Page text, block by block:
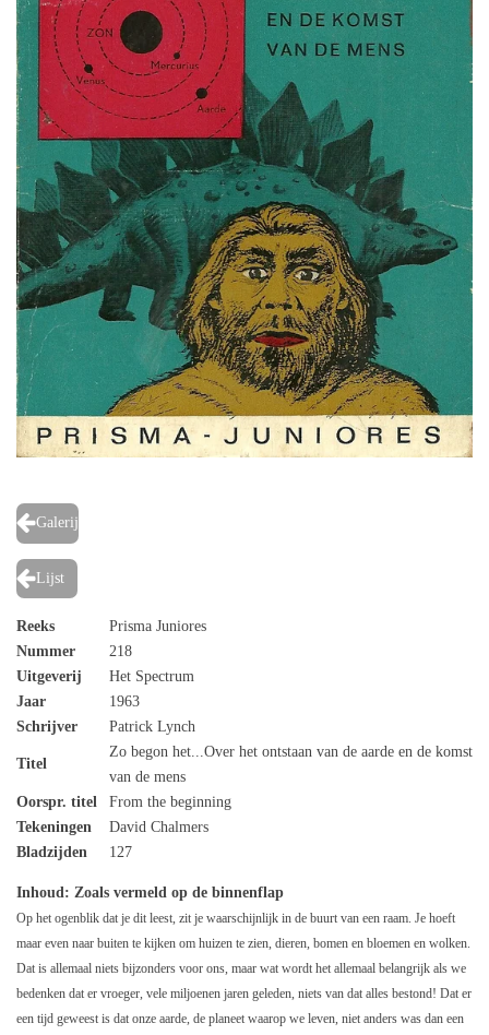
Galerij
Lijst
Reeks
Prisma Juniores
Nummer
218
Uitgeverij
Het Spectrum
Jaar
1963
Schrijver
Patrick Lynch
Titel
Zo begon het...Over het ontstaan van de aarde en de komst
van de mens
Oorspr. titel
From the beginning
Tekeningen
David Chalmers
Bladzijden 127
Inhoud: Zoals vermeld op de binnenflap
Op het ogenblik dat je dit leest, zit je waarschijnlijk in de buurt van een raam. Je hoeft
maar even naar buiten te kijken om huizen te zien, dieren, bomen en bloemen en wolken.
Dat is allemaal niets bijzonders voor ons, maar wat wordt het allemaal belangrijk als we
bedenken dat er vroeger, vele miljoenen jaren geleden, niets van dat alles bestond! Dat er
een tijd geweest is dat onze aarde, de planeet waarop we leven, niet anders was dan een